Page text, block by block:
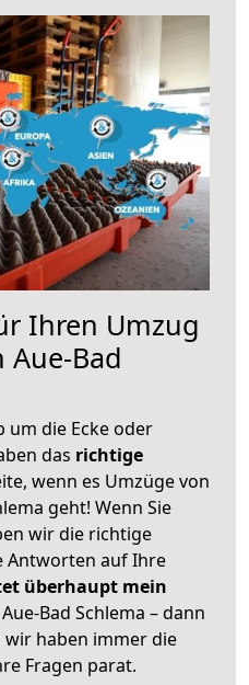
Ihren Umzug
Bad
um die Ecke oder
das richtige
wenn es Umzüge von
geht! Wenn Sie
wir die richtige
Antworten auf Ihre
überhaupt mein
Bad Schlema – dann
wir haben immer die
Fragen parat.